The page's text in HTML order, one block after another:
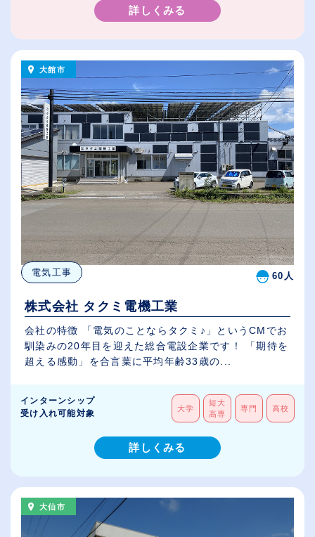
詳しくみる
大館市
電気工事 60人
株式会社 タクミ電機工業
会社の特徴 「電気のことならタクミ♪」というCMでお
馴染みの20年目を迎えた総合電設企業です！ 「期待を
超える感動」を合言葉に平均年齢33歳の...
インターンシップ
受け入れ可能対象
大学
短大
高専
専門 高校
詳しくみる
大仙市